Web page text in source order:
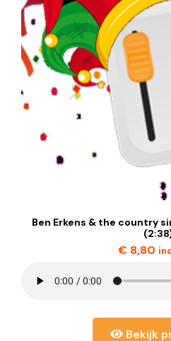
Ben Erkens & the country
€ 8,80
Bekijk